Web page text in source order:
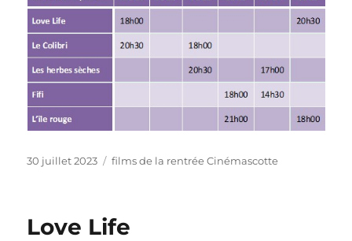
Publié
30 juillet 2023 Catégories
films de la rentrée Cinémascotte
Love Life